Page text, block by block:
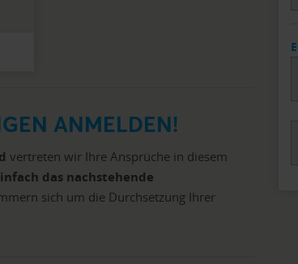
ANMELDEN!
vertreten wir Ihre Ansprüche in diesem
das nachstehende
sich um die Durchsetzung Ihrer